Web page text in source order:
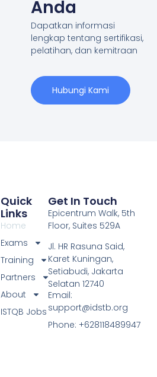
Anda
Dapatkan informasi
lengkap tentang sertifikasi,
pelatihan, dan kemitraan
Hubungi Kami
Quick
Links
Home
Exams
Training
Partners
About
ISTQB Jobs
Get In Touch
Epicentrum Walk, 5th
Floor, Suites 529A
Jl. HR Rasuna Said,
Karet Kuningan,
Setiabudi, Jakarta
Selatan 12740
Email:
support@idstb.org
Phone: +628118489947